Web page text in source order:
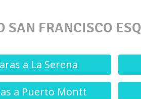
SAN FRANCISCO
a La Serena
a Puerto Montt